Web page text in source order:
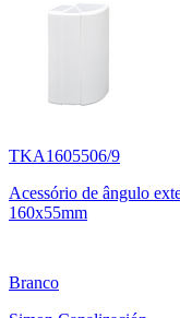
TKA1605506/9
Acessório de ângulo
160x55mm
Branco